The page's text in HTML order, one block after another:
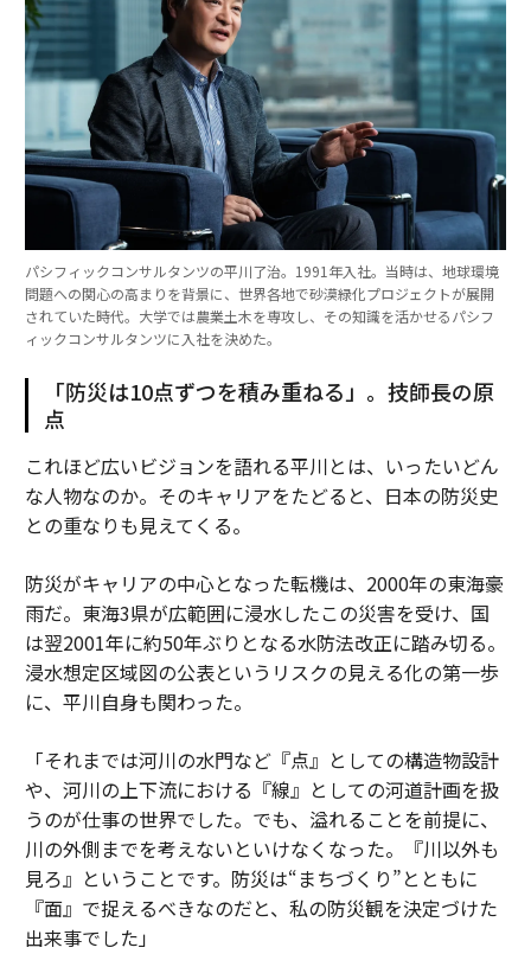
パシフィックコンサルタンツの平川了治。1991年入社。当時は、地球環境
問題への関心の高まりを背景に、世界各地で砂漠緑化プロジェクトが展開
されていた時代。大学では農業土木を専攻し、その知識を活かせるパシフ
ィックコンサルタンツに入社を決めた。
「防災は10点ずつを積み重ねる」。技師長の原
点
これほど広いビジョンを語れる平川とは、いったいどん
な人物なのか。そのキャリアをたどると、日本の防災史
との重なりも見えてくる。
防災がキャリアの中心となった転機は、2000年の東海豪
雨だ。東海3県が広範囲に浸水したこの災害を受け、国
は翌2001年に約50年ぶりとなる水防法改正に踏み切る。
浸水想定区域図の公表というリスクの見える化の第一歩
に、平川自身も関わった。
「それまでは河川の水門など『点』としての構造物設計
や、河川の上下流における『線』としての河道計画を扱
うのが仕事の世界でした。でも、溢れることを前提に、
川の外側までを考えないといけなくなった。『川以外も
見ろ』ということです。防災は“まちづくり”とともに
『面』で捉えるべきなのだと、私の防災観を決定づけた
出来事でした」